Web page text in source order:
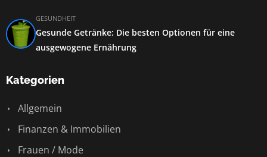
GESUNDHEIT
Gesunde Getränke: Die besten Optionen für eine
ausgewogene Ernährung
Kategorien
Allgemein
Finanzen & Immobilien
Frauen / Mode